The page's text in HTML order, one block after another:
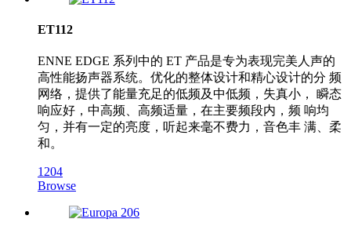
ET112
ENNE EDGE 系列中的 ET 产品是专为表现完美人声的
高性能扬声器系统。优化的整体设计和精心设计的分 频
网络，提供了能量充足的低频及中低频，失真小， 瞬态
响应好，中高频、高频适量，在主要频段内，频 响均
匀，并有一定的亮度，听起来毫不费力，音色丰 满、柔
和。
1204
Browse